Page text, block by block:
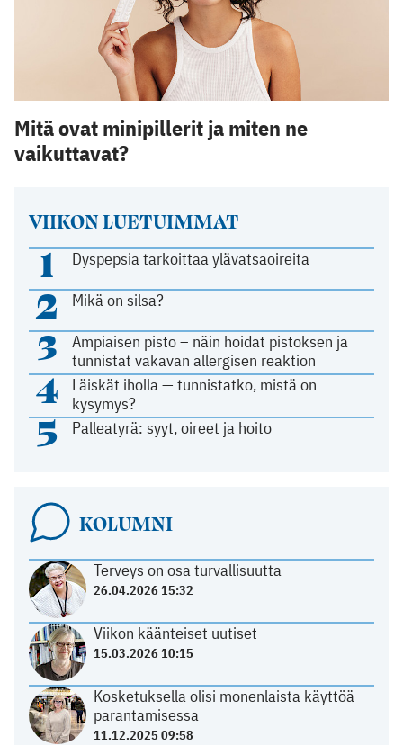
VIIKON LUETUIMMAT
1 Dyspepsia tarkoittaa ylävatsaoireita
2 Mikä on silsa?
3
Ampiaisen pisto – näin hoidat pistoksen ja
tunnistat vakavan allergisen reaktion
4
Läiskät iholla — tunnistatko, mistä on
kysymys?
5 Palleatyrä: syyt, oireet ja hoito
KOLUMNI
Terveys on osa turvallisuutta
26.04.2026 15:32
Viikon käänteiset uutiset
15.03.2026 10:15
Kosketuksella olisi monenlaista käyttöä
parantamisessa
11.12.2025 09:58
Mitä ovat minipillerit ja miten ne
vaikuttavat?